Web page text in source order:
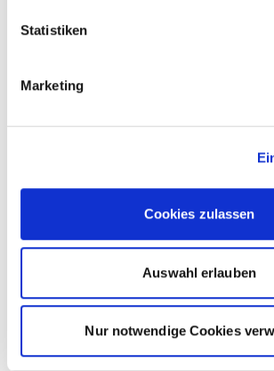
Statistiken
Marketing
Cookies zulassen
Auswahl erlauben
Nur notwendige Cookies